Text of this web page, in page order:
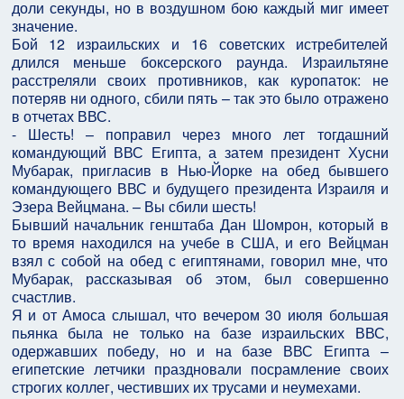
доли секунды, но в воздушном бою каждый миг имеет
значение.
Бой 12 израильских и 16 советских истребителей
длился меньше боксерского раунда. Израильтяне
расстреляли своих противников, как куропаток: не
потеряв ни одного, сбили пять – так это было отражено
в отчетах ВВС.
- Шесть! – поправил через много лет тогдашний
командующий ВВС Египта, а затем президент Хусни
Мубарак, пригласив в Нью-Йорке на обед бывшего
командующего ВВС и будущего президента Израиля и
Эзера Вейцмана. – Вы сбили шесть!
Бывший начальник генштаба Дан Шомрон, который в
то время находился на учебе в США, и его Вейцман
взял с собой на обед с египтянами, говорил мне, что
Мубарак, рассказывая об этом, был совершенно
счастлив.
Я и от Амоса слышал, что вечером 30 июля большая
пьянка была не только на базе израильских ВВС,
одержавших победу, но и на базе ВВС Египта –
египетские летчики праздновали посрамление своих
строгих коллег, честивших их трусами и неумехами.